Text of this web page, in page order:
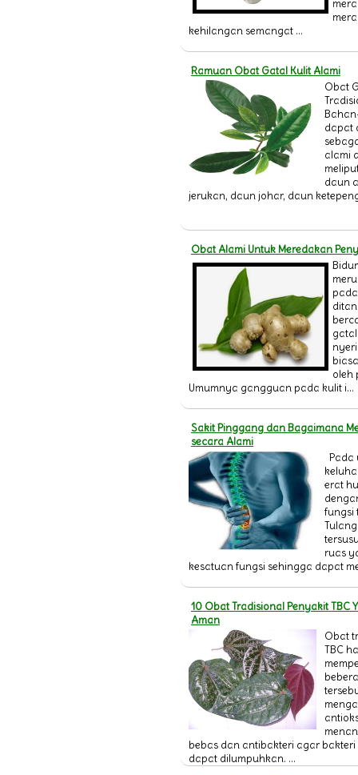
kehilangan semangat ...
Ramuan Obat Gatal Kulit Alami
Obat
dapat
alami
daun
jerukan, daun johar, daun
Obat Alami Untuk Meredakan
oleh
Umumnya gangguan pada kulit i...
Sakit Pinggang dan Bagaimana
secara Alami
Pada
erat
fungsi
ruas
kesatuan fungsi sehingga dapat
10 Obat Tradisional Penyakit TBC
Aman
Obat
TBC
bebas dan antibakteri agar bakteri
dapat dilumpuhkan. ...